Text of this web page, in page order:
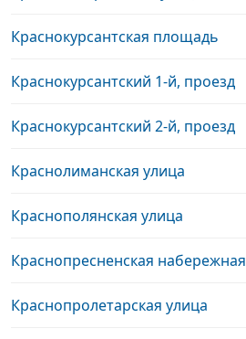
Краснокурсантская площадь
Краснокурсантский 1-й, проезд
Краснокурсантский 2-й, проезд
Краснолиманская улица
Краснополянская улица
Краснопресненская набережная
Краснопролетарская улица